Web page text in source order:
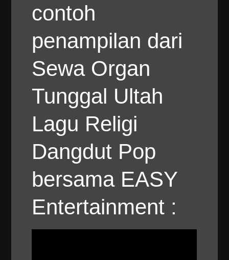
contoh
penampilan dari
Sewa Organ
Tunggal Ultah
Lagu Religi
Dangdut Pop
bersama EASY
Entertainment :